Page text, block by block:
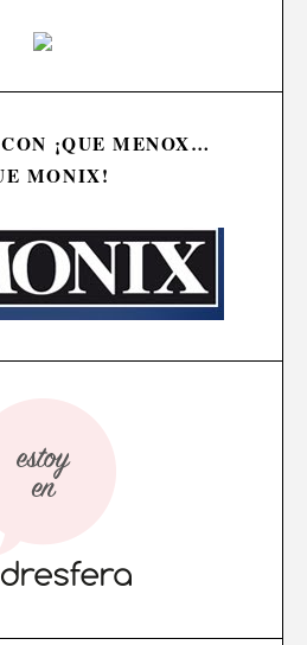
¡QUE MENOX…
MONIX!